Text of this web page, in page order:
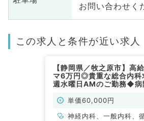
お問い合わせく
この求人と条件が近い求人
【静岡県／牧之原市】高
マ6万円◎貴重な総合内科
週水曜日AMのご勤務◆病
勤）単価60,000円
神経内科、一般内科、